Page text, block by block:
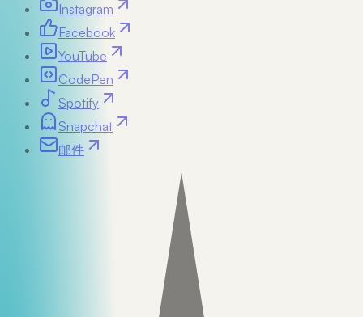
Instagram
Facebook
YouTube
CodePen
Spotify
Snapchat
邮件